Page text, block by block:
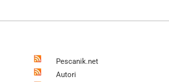
Pescanik.net
Autori